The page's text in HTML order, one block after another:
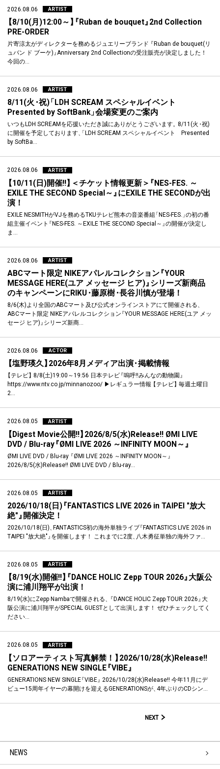
2026.08.06 ARTIST
【8/10(月)12:00～ 】
『 Ruban de bouquet』2nd Collection
PRE-ORDER
片寄涼太がディレクターを務めるジュエリーブランド『 Ruban de bouquet(リ
ュバン ド ブーケ)』Anniversary 2nd Collectionの受注販売が決定しました！
今回の…
2026.08.06 ARTIST
8/11(火・祝)「 LDH SCREAM スペシャルイベント
Presented by SoftBank」会場変更のご案内
いつもLDH SCREAMを応援いただき誠にありがとうございます。8/11(火・祝)
に開催を予定しております、
「 LDH SCREAM スペシャルイベント Presented
by SoftBa…
2026.08.06 ARTIST
【10/11(日)開催!!】＜チケット情報更新＞『 NES-FES. ～
EXILE THE SECOND Special～ 』にEXILE THE SECONDが出
演！
EXILE NESMITHがVJを務めるTKUテレビ熊本の音楽番組「NES-FES. 」の初の番
組主催イベント『NES-FES. ～EXILE THE SECOND Special～ 』の開催が決定し
ま…
2026.08.06 ARTIST
ABCマート限定 NIKEアパレルコレクション『YOUR
MESSAGE HERE(ユア メッセージ ヒア)』シリーズ新商品
のキャンペーンにRIKU・藤原樹・長谷川慎が登場！
8/6(木)より全国のABCマート及び公式オンラインストアにて開催される、
ABCマート限定 NIKEアパレルコレクション『YOUR MESSAGE HERE(ユア メッ
セージ ヒア)』シリーズ新商…
2026.08.06 ACTOR
【塩野瑛久】2026年8月メディア出演・掲載情報
【テレビ】8/8(土)19:00～19:56 日本テレビ『嗚呼!!みんなの動物園 』
https://www.ntv.co.jp/minnanozoo/ ▶レギュラー情報【テレビ】毎週土曜日
2…
2026.08.05 ARTIST
【 Digest Movie公開!!】2026/8/5(水)Release!! ØMI LIVE
DVD / Blu-ray『ØMI LIVE 2026 ～INFINITY MOON～ 』
ØMI LIVE DVD / Blu-ray『ØMI LIVE 2026 ～INFINITY MOON～ 』
2026/8/5(水)Release!! ØMI LIVE DVD / Blu-ray…
2026.08.05 ARTIST
2026/10/18(日)『 FANTASTICS LIVE 2026 in TAIPEI "放大
絶"』開催決定！
2026/10/18(日)、FANTASTICS初の海外単独ライブ『 FANTASTICS LIVE 2026 in
TAIPEI "放大絶"』を開催します！ これまでに2度、八木勇征単独の海外ファ…
2026.08.05 ARTIST
【8/19(水)開催!!】
『 DANCE HOLIC Zepp TOUR 2026』大阪公
演に浦川翔平が出演！
8/19(水)にZepp Nambaで開催される、 『 DANCE HOLIC Zepp TOUR 2026』大
阪公演に浦川翔平がSPECIAL GUESTとして出演します！ ぜひチェックしてく
ださい…
2026.08.05 ARTIST
【 ソロアーティスト写真解禁！ 】2026/10/28(水)Release!!
GENERATIONS NEW SINGLE『VIBE』
GENERATIONS NEW SINGLE『VIBE 』2026/10/28(水)Release!! 今年11月にデ
ビュー15周年イヤーの幕開けを迎えるGENERATIONSが 、
4年ぶりのCDシン…
NEXT
NEWS